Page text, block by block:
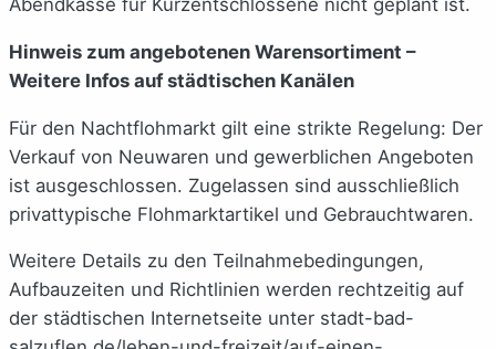
Hinweis zum angebotenen Warensortiment –
Weitere Infos auf städtischen Kanälen
Für den Nachtflohmarkt gilt eine strikte Regelung: Der
Verkauf von Neuwaren und gewerblichen Angeboten
ist ausgeschlossen. Zugelassen sind ausschließlich
privattypische Flohmarktartikel und Gebrauchtwaren.
Weitere Details zu den Teilnahmebedingungen,
Aufbauzeiten und Richtlinien werden rechtzeitig auf
der städtischen Internetseite unter stadt-bad-